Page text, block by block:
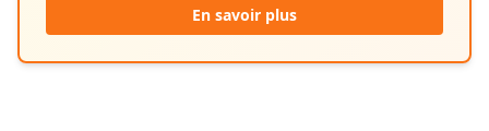
En savoir plus